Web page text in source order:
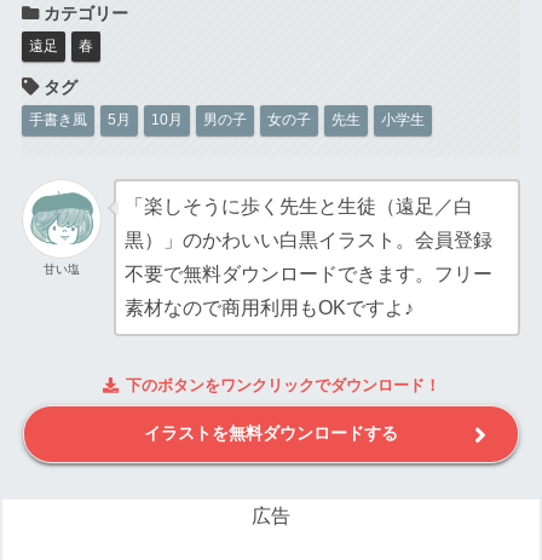
遠足 春
手書き風 5月 10月 男の子 女の子 先生 小学生
甘い塩
「楽しそうに歩く先生と生徒（遠足／白
黒）」のかわいい白黒イラスト。会員登録
不要で無料ダウンロードできます。フリー
素材なので商用利用もOKですよ♪
下のボタンをワンクリックでダウンロード！
イラストを無料ダウンロードする
広告